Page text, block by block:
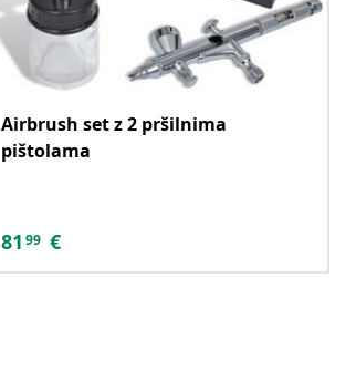
Airbrush set z 2 pršilnima
pištolama
81 99 €